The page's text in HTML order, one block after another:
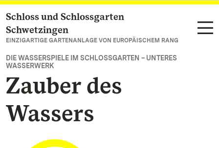
Zum Hauptinhalt springen
Schloss und Schlossgarten
Schwetzingen
EINZIGARTIGE GARTENANLAGE VON EUROPÄISCHEM RANG
DIE WASSERSPIELE IM SCHLOSSGARTEN – UNTERES
WASSERWERK
Zauber des
Wassers